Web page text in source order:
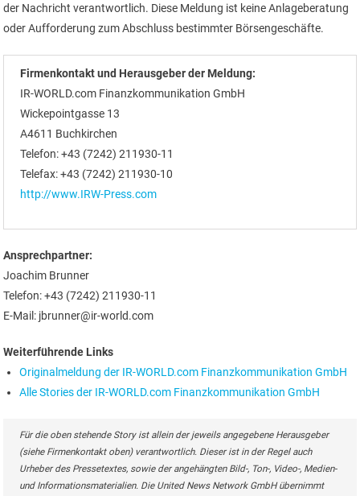
der Nachricht verantwortlich. Diese Meldung ist keine Anlageberatung
oder Aufforderung zum Abschluss bestimmter Börsengeschäfte.
Firmenkontakt und Herausgeber der Meldung:
IR-WORLD.com Finanzkommunikation GmbH
Wickepointgasse 13
A4611 Buchkirchen
Telefon: +43 (7242) 211930-11
Telefax: +43 (7242) 211930-10
http://www.IRW-Press.com
Ansprechpartner:
Joachim Brunner
Telefon: +43 (7242) 211930-11
E-Mail: jbrunner@ir-world.com
Weiterführende Links
Originalmeldung der IR-WORLD.com Finanzkommunikation GmbH
Alle Stories der IR-WORLD.com Finanzkommunikation GmbH
Für die oben stehende Story ist allein der jeweils angegebene Herausgeber
(siehe Firmenkontakt oben) verantwortlich. Dieser ist in der Regel auch
Urheber des Pressetextes, sowie der angehängten Bild-, Ton-, Video-, Medien-
und Informationsmaterialien. Die United News Network GmbH übernimmt